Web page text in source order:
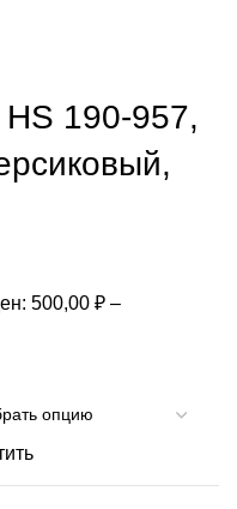
190-957,
500,00 ₽ –